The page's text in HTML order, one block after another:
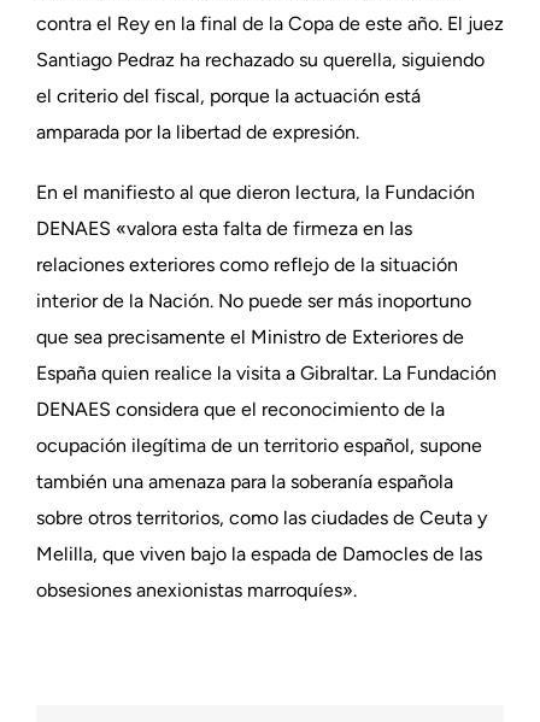
contra el Rey en la final de la Copa de este año. El juez
Santiago Pedraz ha rechazado su querella, siguiendo
el criterio del fiscal, porque la actuación está
amparada por la libertad de expresión.
En el manifiesto al que dieron lectura, la Fundación
DENAES «valora esta falta de firmeza en las
relaciones exteriores como reflejo de la situación
interior de la Nación. No puede ser más inoportuno
que sea precisamente el Ministro de Exteriores de
España quien realice la visita a Gibraltar. La Fundación
DENAES considera que el reconocimiento de la
ocupación ilegítima de un territorio español, supone
también una amenaza para la soberanía española
sobre otros territorios, como las ciudades de Ceuta y
Melilla, que viven bajo la espada de Damocles de las
obsesiones anexionistas marroquíes».